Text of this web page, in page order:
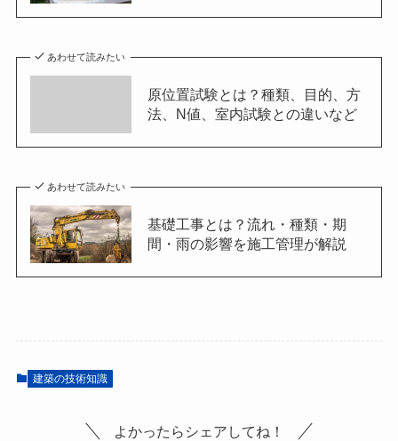
あわせて読みたい
原位置試験とは？種類、目的、方
法、N値、室内試験との違いなど
あわせて読みたい
基礎工事とは？流れ・種類・期
間・雨の影響を施工管理が解説
建築の技術知識
よかったらシェアしてね！